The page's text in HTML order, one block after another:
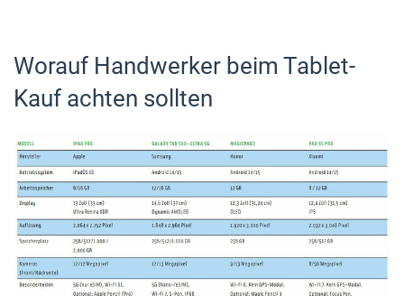
Worauf Handwerker beim Tablet-
Kauf achten sollten